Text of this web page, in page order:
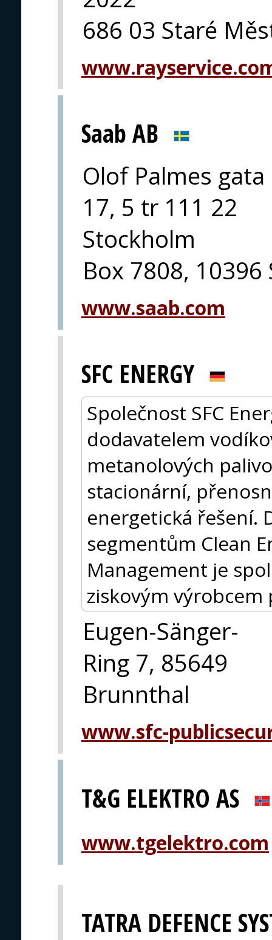
686 03 Staré
Saab AB
Olof Palmes gata
17, 5 tr 111 22
Stockholm
Box 7808,
www.saab.com
SFC ENERGY
Společnost SFC
dodavatelem
metanolových
stacionární,
energetická řešení.
segmentům Clean
Management je
ziskovým výrobcem
Eugen-Sänger-
Ring 7, 85649
Brunnthal
www.sfc-
T&G ELEKTRO AS
www.tgelektro.com
TATRA DEFENCE